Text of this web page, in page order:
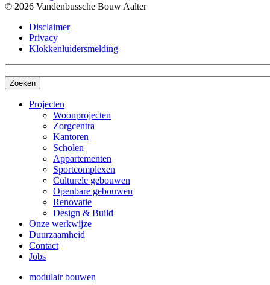
© 2026 Vandenbussche Bouw Aalter
Sub-
footer
menu
Disclaimer
Privacy
Klokkenluidersmelding
navigation
(Mobile)
Projecten
Woonprojecten
Zorgcentra
Kantoren
Scholen
Appartementen
Sportcomplexen
Culturele gebouwen
Openbare gebouwen
Renovatie
Design & Build
Onze werkwijze
Duurzaamheid
Contact
Jobs
modulair bouwen